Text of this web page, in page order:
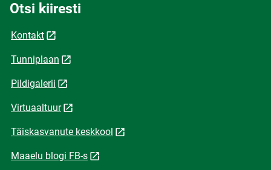
Otsi kiiresti
Kontakt
Tunniplaan
Pildigalerii
Virtuaaltuur
Täiskasvanute keskkool
Maaelu blogi FB-s